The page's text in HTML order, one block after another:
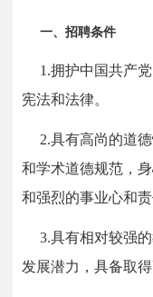
一、招聘条件
1.拥护中国共产
宪法和法律。
2.具有高尚的道
和学术道德规范，
和强烈的事业心和责
3.具有相对较强
发展潜力，具备取